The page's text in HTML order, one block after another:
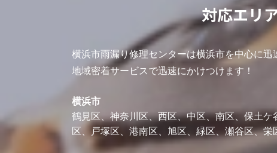
対応エリ
横浜市雨漏り修理センターは横浜市を中心に迅
地域密着サービスで迅速にかけつけます！
横浜市
鶴見区、神奈川区、西区、中区、南区、保土
区、戸塚区、港南区、旭区、緑区、瀬谷区、